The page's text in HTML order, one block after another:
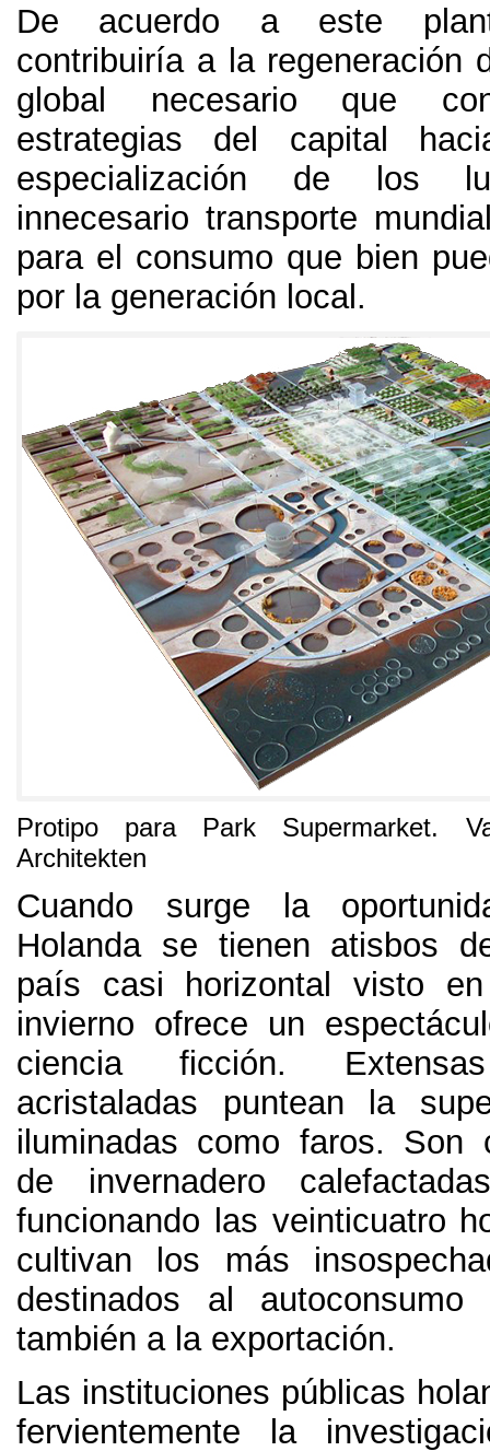
De acuerdo a este
contribuiría a la regeneración
global necesario que
estrategias del capital
especialización de los
innecesario transporte
para el consumo que bien
por la generación local .
Protipo para Park Supermarket.
Architekten
Cuando surge la
Holanda se tienen atisbos
país casi horizontal visto
invierno ofrece un
ciencia ficción.
acristaladas puntean la
iluminadas como faros. Son
de invernadero
funcionando las veinticuatro
cultivan los más
destinados al autoconsumo
también a la exportación.
Las instituciones públicas
fervientemente la